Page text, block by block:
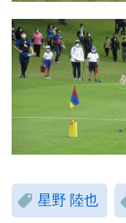
星野 陸也